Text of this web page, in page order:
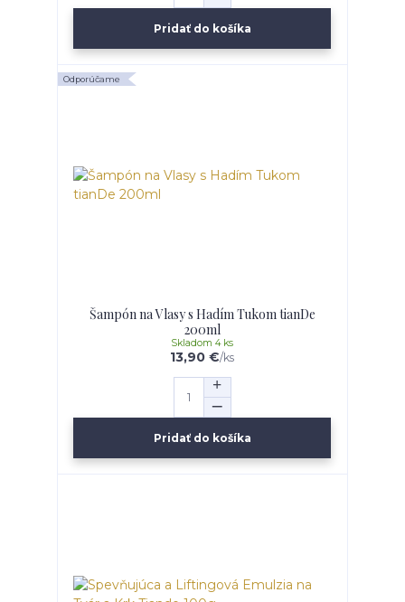
Pridať do košíka
Odporúčame
Šampón na Vlasy s Hadím Tukom tianDe
200ml
13,90 €/ks
Skladom 4 ks
Pridať do košíka